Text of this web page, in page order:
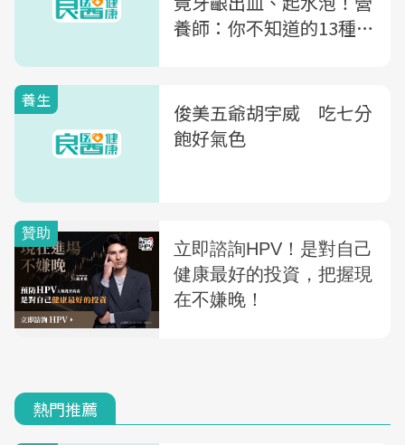
養師：你不知道的13種
養生
俊美五爺胡宇威 吃七分
飽好氣色
熱門推薦